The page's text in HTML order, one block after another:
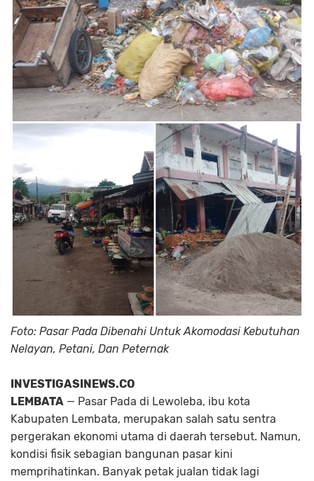
Foto: Pasar Pada Dibenahi Untuk Akomodasi Kebutuhan
Nelayan, Petani, Dan Peternak
INVESTIGASINEWS.CO
LEMBATA — Pasar Pada di Lewoleba, ibu kota
Kabupaten Lembata, merupakan salah satu sentra
pergerakan ekonomi utama di daerah tersebut. Namun,
kondisi fisik sebagian bangunan pasar kini
memprihatinkan. Banyak petak jualan tidak lagi